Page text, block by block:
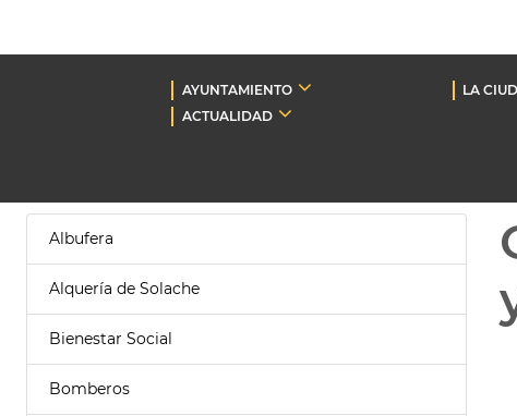
AYUNTAMIENTO LA
ACTUALIDAD
Albufera
Alquería de Solache
Bienestar Social
Bomberos